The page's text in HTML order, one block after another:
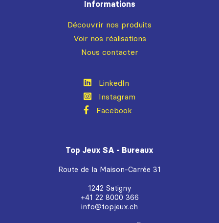
Informations
Découvrir nos produits
Voir nos réalisations
Nous contacter
LinkedIn
Instagram
Facebook
Top Jeux SA - Bureaux
Route de la Maison-Carrée 31
1242 Satigny
+41 22 8000 366
info@topjeux.ch